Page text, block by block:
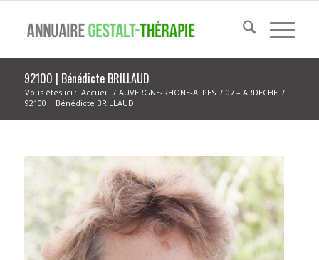
92100 | Bénédicte BRILLAUD
Vous êtes ici : Accueil / AUVERGNE-RHONE-ALPES / 07 – ARDECHE /
92100 | Bénédicte BRILLAUD